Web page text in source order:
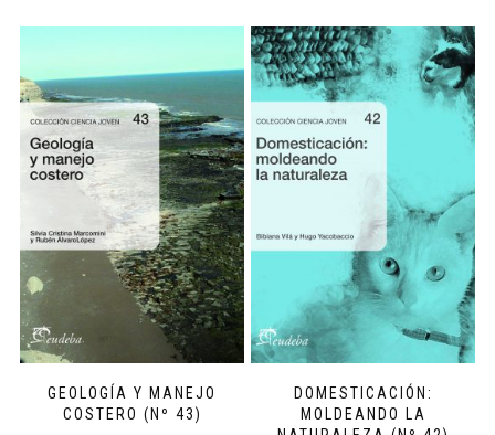
GEOLOGÍA Y MANEJO
COSTERO (Nº 43)
DOMESTICACIÓN:
MOLDEANDO LA